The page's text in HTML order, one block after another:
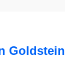
Goldstein